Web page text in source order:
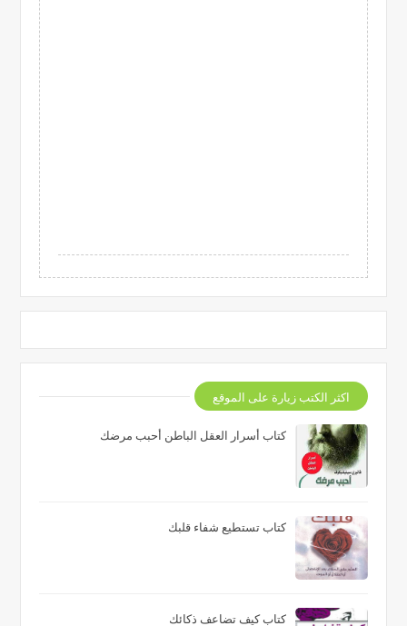
اكثر الكتب زيارة على الموقع
كتاب أسرار العقل الباطن أحبب مرضك
كتاب تستطيع شفاء قلبك
كتاب كيف تضاعف ذكائك